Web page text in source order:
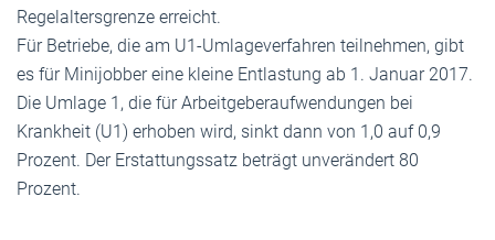
Regelaltersgrenze erreicht.
Für Betriebe, die am U1-Umlageverfahren teilnehmen, gibt
es für Minijobber eine kleine Entlastung ab 1. Januar 2017.
Die Umlage 1, die für Arbeitgeberaufwendungen bei
Krankheit (U1) erhoben wird, sinkt dann von 1,0 auf 0,9
Prozent. Der Erstattungssatz beträgt unverändert 80
Prozent.